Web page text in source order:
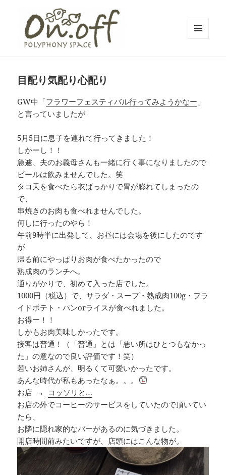
ニースペースオンオフ | 子どもと一
付きリフレッシュ空間・コワーキン
グスペース・シェアスペース・レン
タルスペース・一時預かり保育 | 子
連れでリフレッシュ*カフェのように
くつろぐ*親子イベントも
目配り気配り心配り
GW中「フラワーフェスティバル行ってみようかなー 」
と言っていましたが
5月5日に息子を連れて行ってきました！
しかーし！！
急遽、夫のお義母さんも一緒に行く事になりましたので
ビールは飲みませんでした。笑
タコ天を食べたら衣ばっかりで胃が膨れてしまったの
で、
串焼きのお肉も食べれませんでした。
何しに行ったのやら！
午前9時半に出発して、お昼には会場を後にしたのです
が
帰る前にやっぱりお肉が食べたかったので
熟成肉のランチへ。
通りがかりで、初めて入った店でした。
1000円（税込）で、サラダ・スープ・熟成肉100g・フラ
イドポテト・パンorライスが食べれました。
お得ー！！
しかもお肉美味しかったです。
接客は普通！（「普通」とは「悪い所はひとつもなかっ
た」の意なので良い評価です！笑）
若いお姉さんが、明るくて可愛いかったです。
あんな時代が私もあったなぁ。。。
お店 → コッソリと…
お店の外でコーヒーのサービスをしていたので頂いてい
たら、
お隣に隠れ家的なバーがあるのに気づきました。
開店時間前みたいですが、店頭にはこんな物が。